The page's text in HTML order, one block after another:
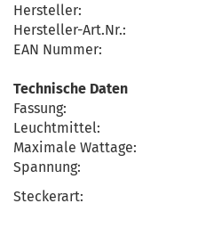
Hersteller:
Hersteller-Art.Nr.:
EAN Nummer:
Technische Daten
Fassung:
Leuchtmittel:
Maximale Wattage:
Spannung:
Steckerart: